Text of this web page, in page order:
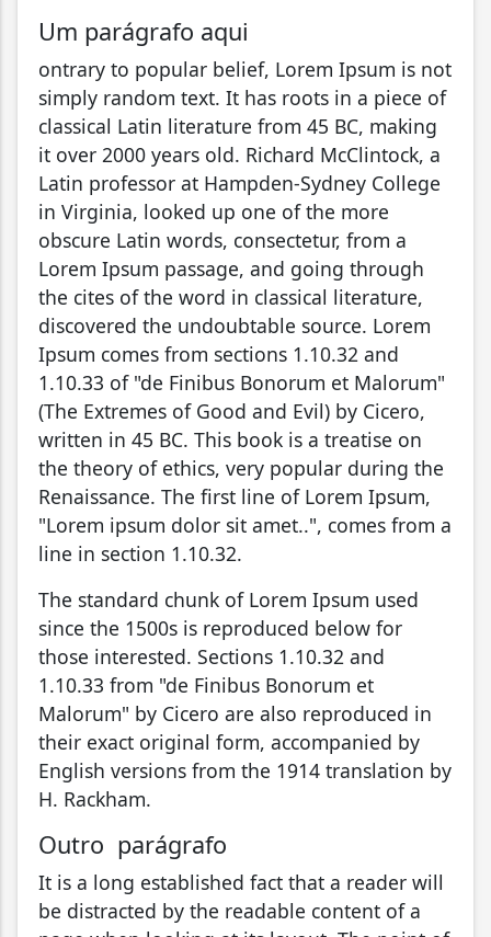
Um parágrafo aqui
ontrary to popular belief, Lorem Ipsum is not
simply random text. It has roots in a piece of
classical Latin literature from 45 BC, making
it over 2000 years old. Richard McClintock, a
Latin professor at Hampden-Sydney College
in Virginia, looked up one of the more
obscure Latin words, consectetur, from a
Lorem Ipsum passage, and going through
the cites of the word in classical literature,
discovered the undoubtable source. Lorem
Ipsum comes from sections 1.10.32 and
1.10.33 of "de Finibus Bonorum et Malorum"
(The Extremes of Good and Evil) by Cicero,
written in 45 BC. This book is a treatise on
the theory of ethics, very popular during the
Renaissance. The first line of Lorem Ipsum,
"Lorem ipsum dolor sit amet..", comes from a
line in section 1.10.32.
The standard chunk of Lorem Ipsum used
since the 1500s is reproduced below for
those interested. Sections 1.10.32 and
1.10.33 from "de Finibus Bonorum et
Malorum" by Cicero are also reproduced in
their exact original form, accompanied by
English versions from the 1914 translation by
H. Rackham.
Outro parágrafo
It is a long established fact that a reader will
be distracted by the readable content of a